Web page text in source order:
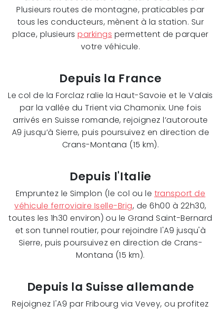
Plusieurs routes de montagne, praticables par
tous les conducteurs, mènent à la station. Sur
place, plusieursparkings permettent de parquer
votre véhicule.
Depuis la France
Le col de la Forclaz ralie la Haut-Savoie et le Valais
par la vallée du Trient via Chamonix. Une fois
arrivés en Suisse romande, rejoignez l’autoroute
A9 jusqu’à Sierre, puis poursuivez en direction de
Crans-Montana (15 km).
Depuis l'Italie
Empruntez le Simplon (le col ou le transport de
véhicule ferroviaire Iselle-Brig, de 6h00 à 22h30,
toutes les 1h30 environ) ou le Grand Saint-Bernard
et son tunnel routier, pour rejoindre l'A9 jusqu'à
Sierre, puis poursuivez en direction de Crans-
Montana (15 km).
Depuis la Suisse allemande
Rejoignez l'A9 par Fribourg via Vevey, ou profitez